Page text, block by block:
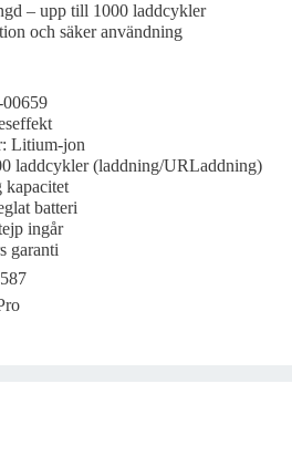
– upp till 1000 laddcykler
och säker användning
00659
Litium-jon
laddcykler (laddning/URLaddning)
batteri
ingår
garanti